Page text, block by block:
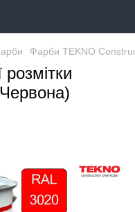
Фарби TEKNO